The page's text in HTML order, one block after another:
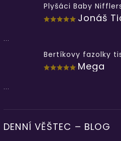
Plyšáci Baby
Jonáš
...
Bertíkovy fazolky
Mega
...
DENNÍ VĚŠTEC – BLOG